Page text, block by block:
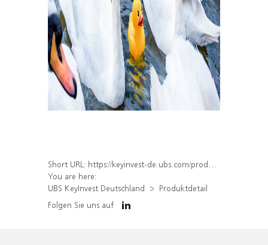
Short URL: https://keyinvest-de.ubs.com/produkt/detail/index/isin/DE000WA5WB62
You are here:
UBS KeyInvest Deutschland
Produktdetail
Folgen Sie uns auf